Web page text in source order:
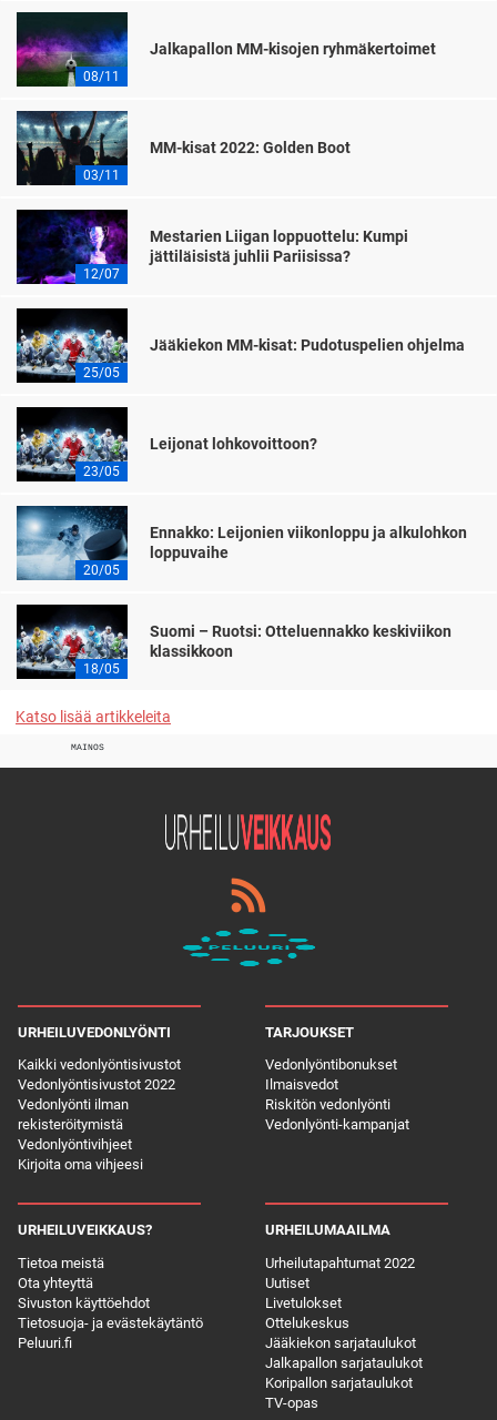
08/11
Jalkapallon MM-kisojen ryhmäkertoimet
03/11
MM-kisat 2022: Golden Boot
12/07
Mestarien Liigan loppuottelu: Kumpi
jättiläisistä juhlii Pariisissa?
25/05
Jääkiekon MM-kisat: Pudotuspelien ohjelma
23/05
Leijonat lohkovoittoon?
20/05
Ennakko: Leijonien viikonloppu ja alkulohkon
loppuvaihe
18/05
Suomi – Ruotsi: Otteluennakko keskiviikon
klassikkoon
Katso lisää artikkeleita
MAINOS
URHEILUVEDONLYÖNTI
Kaikki vedonlyöntisivustot
Vedonlyöntisivustot 2022
Vedonlyönti ilman
rekisteröitymistä
Vedonlyöntivihjeet
Kirjoita oma vihjeesi
TARJOUKSET
Vedonlyöntibonukset
Ilmaisvedot
Riskitön vedonlyönti
Vedonlyönti-kampanjat
URHEILUVEIKKAUS?
Tietoa meistä
Ota yhteyttä
Sivuston käyttöehdot
Tietosuoja- ja evästekäytäntö
Peluuri.fi
URHEILUMAAILMA
Urheilutapahtumat 2022
Uutiset
Livetulokset
Ottelukeskus
Jääkiekon sarjataulukot
Jalkapallon sarjataulukot
Koripallon sarjataulukot
TV-opas